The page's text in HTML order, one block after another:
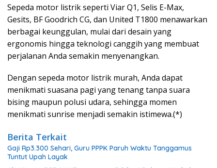
Sepeda motor listrik seperti Viar Q1, Selis E-Max,
Gesits, BF Goodrich CG, dan United T1800 menawarkan
berbagai keunggulan, mulai dari desain yang
ergonomis hingga teknologi canggih yang membuat
perjalanan Anda semakin menyenangkan.
Dengan sepeda motor listrik murah, Anda dapat
menikmati suasana pagi yang tenang tanpa suara
bising maupun polusi udara, sehingga momen
menikmati sunrise menjadi semakin istimewa.(*)
Berita Terkait
Gaji Rp3.300 Sehari, Guru PPPK Paruh Waktu Tanggamus
Tuntut Upah Layak